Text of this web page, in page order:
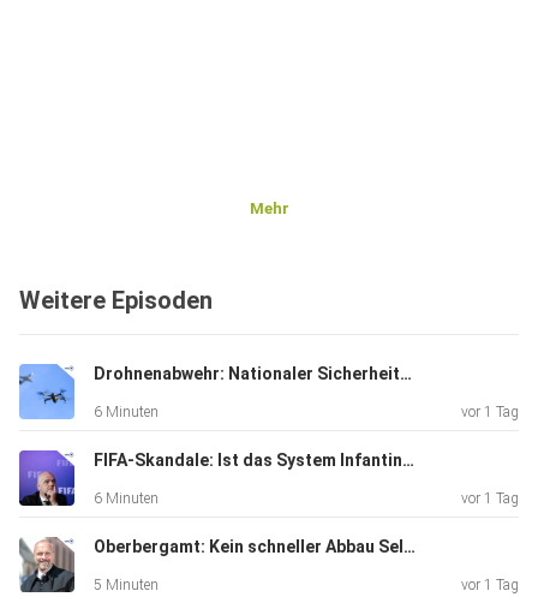
Mehr
Weitere Episoden
Drohnenabwehr: Nationaler Sicherheitsrat hat getagt
6 Minuten vor 1 Tag
FIFA-Skandale: Ist das System Infantino am Ende?
6 Minuten vor 1 Tag
Oberbergamt: Kein schneller Abbau Seltener Erden in Delitzsch
5 Minuten vor 1 Tag